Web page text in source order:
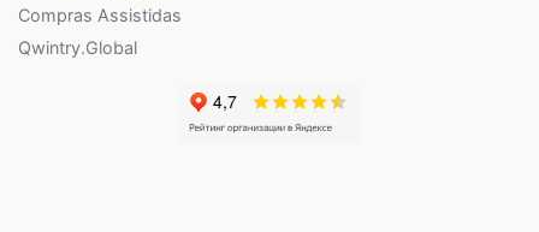
Compras Assistidas
Qwintry.Global